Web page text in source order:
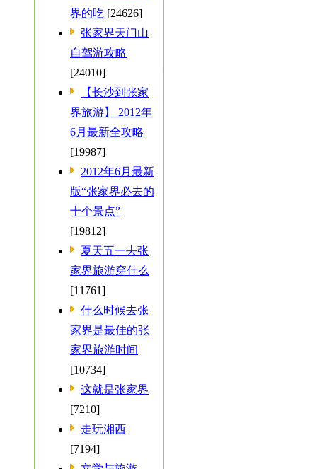
界的吃 [24626]
张家界天门山
自驾游攻略
[24010]
【长沙到张家
界旅游】 2012年
6月最新全攻略
[19987]
2012年6月最新
版“张家界必去的
十个景点”
[19812]
夏天五一去张
家界旅游穿什么
[11761]
什么时候去张
家界是最佳的张
家界旅游时间
[10734]
这就是张家界
[7210]
走玩湘西
[7194]